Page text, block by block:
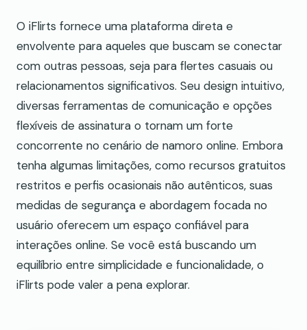
O iFlirts fornece uma plataforma direta e
envolvente para aqueles que buscam se conectar
com outras pessoas, seja para flertes casuais ou
relacionamentos significativos. Seu design intuitivo,
diversas ferramentas de comunicação e opções
flexíveis de assinatura o tornam um forte
concorrente no cenário de namoro online. Embora
tenha algumas limitações, como recursos gratuitos
restritos e perfis ocasionais não autênticos, suas
medidas de segurança e abordagem focada no
usuário oferecem um espaço confiável para
interações online. Se você está buscando um
equilíbrio entre simplicidade e funcionalidade, o
iFlirts pode valer a pena explorar.